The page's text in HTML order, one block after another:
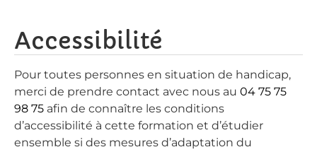
Accessibilité
Pour toutes personnes en situation de handicap,
merci de prendre contact avec nous au 04 75 75
98 75 afin de connaître les conditions
d’accessibilité à cette formation et d’étudier
ensemble si des mesures d’adaptation du